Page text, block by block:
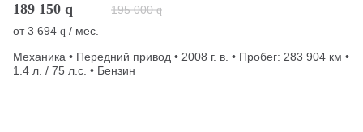
189 150 q 195 000 q
от3 694 q / мес.
Механика • Передний привод • 2008 г. в. • Пробег: 283 904 км •
1.4 л. / 75 л.с. • Бензин